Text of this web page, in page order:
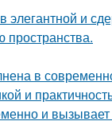
и
в
и
и